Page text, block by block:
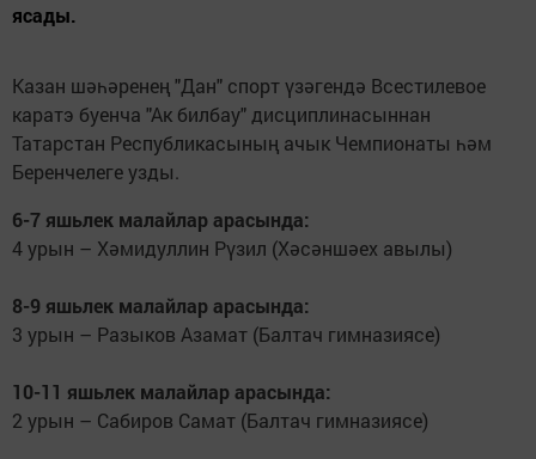
ясады.
Казан шәһәренең "Дан" спорт үзәгендә Всестилевое
каратэ буенча "Ак билбау" дисциплинасыннан
Татарстан Республикасының ачык Чемпионаты һәм
Беренчелеге узды.
6-7 яшьлек малайлар арасында:
4 урын – Хәмидуллин Рүзил (Хәсәншәех авылы)
8-9 яшьлек малайлар арасында:
3 урын – Разыков Азамат (Балтач гимназиясе)
10-11 яшьлек малайлар арасында:
2 урын – Сабиров Самат (Балтач гимназиясе)